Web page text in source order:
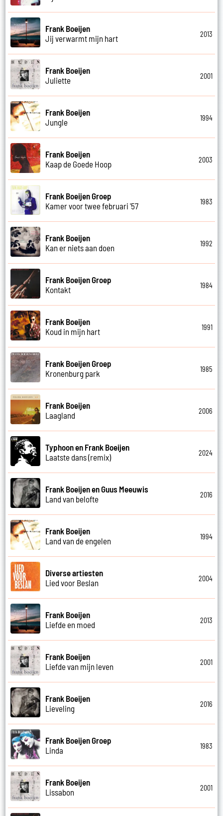
Frank Boeijen
Jij verwarmt mijn hart
2013
Frank Boeijen
Juliette
2001
Frank Boeijen
Jungle
1994
Frank Boeijen
Kaap de Goede Hoop
2003
Frank Boeijen Groep
Kamer voor twee februari '57
1983
Frank Boeijen
Kan er niets aan doen
1992
Frank Boeijen Groep
Kontakt
1984
Frank Boeijen
Koud in mijn hart
1991
Frank Boeijen Groep
Kronenburg park
1985
Frank Boeijen
Laagland
2006
Typhoon en Frank Boeijen
Laatste dans (remix)
2024
Frank Boeijen en Guus Meeuwis
Land van belofte
2016
Frank Boeijen
Land van de engelen
1994
Diverse artiesten
Lied voor Beslan
2004
Frank Boeijen
Liefde en moed
2013
Frank Boeijen
Liefde van mijn leven
2001
Frank Boeijen
Lieveling
2016
Frank Boeijen Groep
Linda
1983
Frank Boeijen
Lissabon
2001